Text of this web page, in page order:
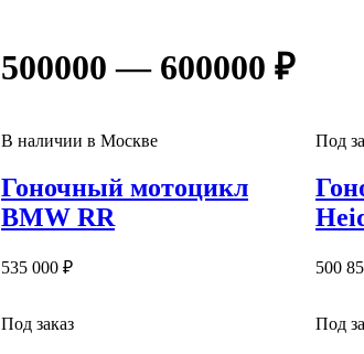
500000 — 600000 ₽
В наличии в Москве
Гоночный мотоцикл
BMW RR
535 000 ₽
Под
500
Под заказ Под